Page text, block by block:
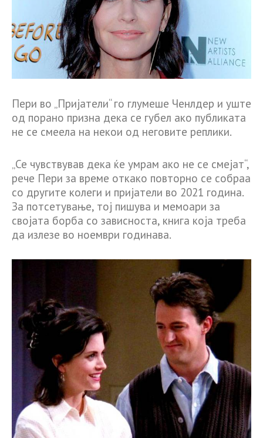
Пери во „Пријатели“ го глумеше Ченлдер и уште
од порано призна дека се губел ако публиката
не се смеела на некои од неговите реплики.
„Се чувствував дека ќе умрам ако не се смејат“,
рече Пери за време откако повторно се собраа
со другите колеги и пријатели во 2021 година.
За потсетување, тој пишува и мемоари за
својата борба со зависноста, книга која треба
да излезе во ноември годинава.